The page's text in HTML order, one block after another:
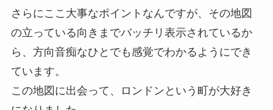
さらにここ大事なポイントなんですが、その地図
の立っている向きまでバッチリ表示されているか
ら、方向音痴なひとでも感覚でわかるようにでき
ています。
この地図に出会って、ロンドンという町が大好き